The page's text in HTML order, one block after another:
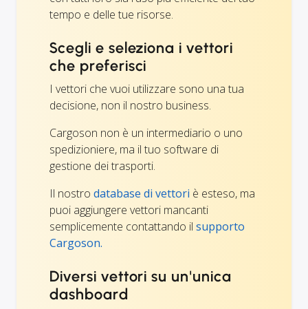
tempo e delle tue risorse.
Scegli e seleziona i vettori
che preferisci
I vettori che vuoi utilizzare sono una tua
decisione, non il nostro business.
Cargoson non è un intermediario o uno
spedizioniere, ma il tuo software di
gestione dei trasporti.
Il nostro database di vettori è esteso, ma
puoi aggiungere vettori mancanti
semplicemente contattando il supporto
Cargoson.
Diversi vettori su un'unica
dashboard